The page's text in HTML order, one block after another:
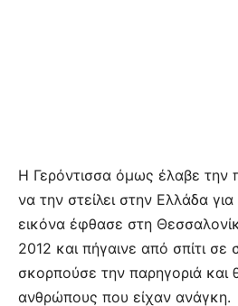
Η Γερόντισσα όμως έλαβε την
να την στείλει στην Ελλάδα
εικόνα έφθασε στη
2012 και πήγαινε από σπίτι σε
σκορπούσε την παρηγοριά και
ανθρώπους που είχαν ανάγκη.